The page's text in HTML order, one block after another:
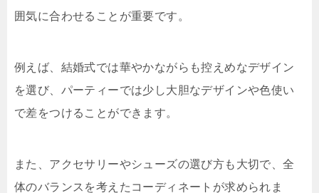
囲気に合わせることが重要です。
例えば、結婚式では華やかながらも控えめなデザイン
を選び、パーティーでは少し大胆なデザインや色使い
で差をつけることができます。
また、アクセサリーやシューズの選び方も大切で、全
体のバランスを考えたコーディネートが求められま